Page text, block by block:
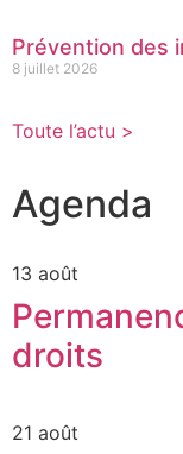
Prévention des
8 juillet 2026
Toute l’actu >
Agenda
13 août
droits
21 août